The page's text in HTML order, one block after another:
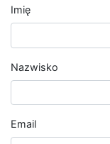
Imię
Nazwisko
Email